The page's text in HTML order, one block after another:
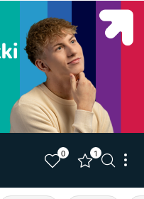
0 1